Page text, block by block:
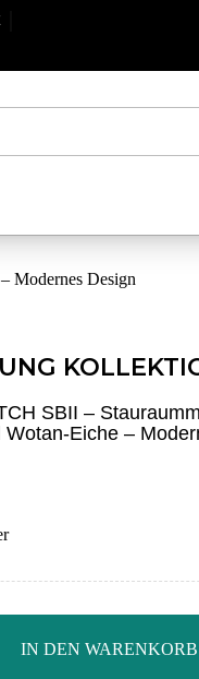
Modernes Design
SBII –
Eiche –
IN DEN WARENKORB